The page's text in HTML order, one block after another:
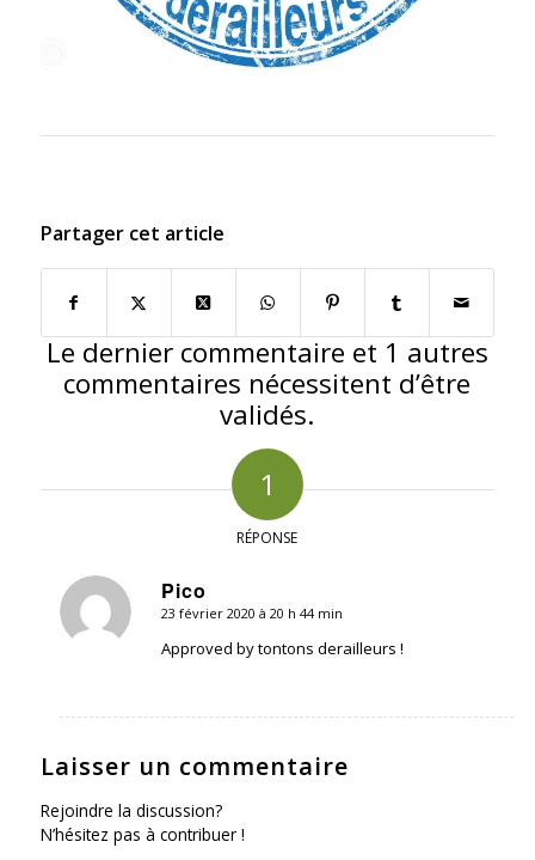
Partager cet article
Le dernier commentaire et 1 autres
commentaires nécessitent d’être
validés.
1
RÉPONSE
Pico
dit
:
23 février 2020 à 20 h 44 min
Approved by tontons derailleurs !
Laisser un commentaire
Rejoindre la discussion?
N’hésitez pas à contribuer !